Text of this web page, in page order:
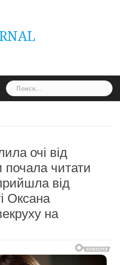
Найти:
очі від
почала читати
від
Оксана
на